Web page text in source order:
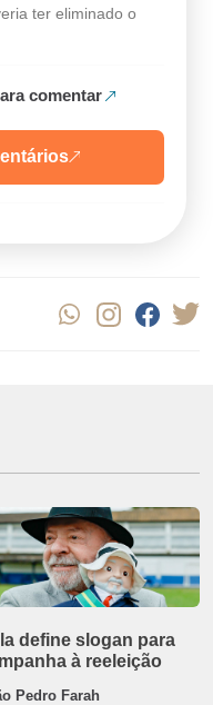
ter eliminado o
comentar
define slogan para
à reeleição
Pedro Farah